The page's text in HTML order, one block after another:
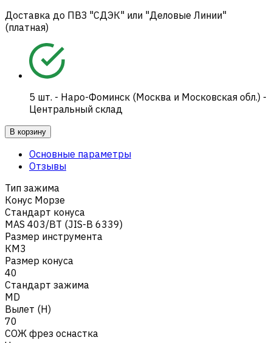
Доставка до ПВЗ "СДЭК" или "Деловые Линии"
(платная)
5 шт. - Наро-Фоминск (Москва и Московская обл.) -
Центральный склад
В корзину
Основные параметры
Отзывы
Тип зажима
Конус Морзе
Стандарт конуса
MAS 403/BT (JIS-B 6339)
Размер инструмента
КМ3
Размер конуса
40
Стандарт зажима
MD
Вылет (H)
70
СОЖ фрез оснастка